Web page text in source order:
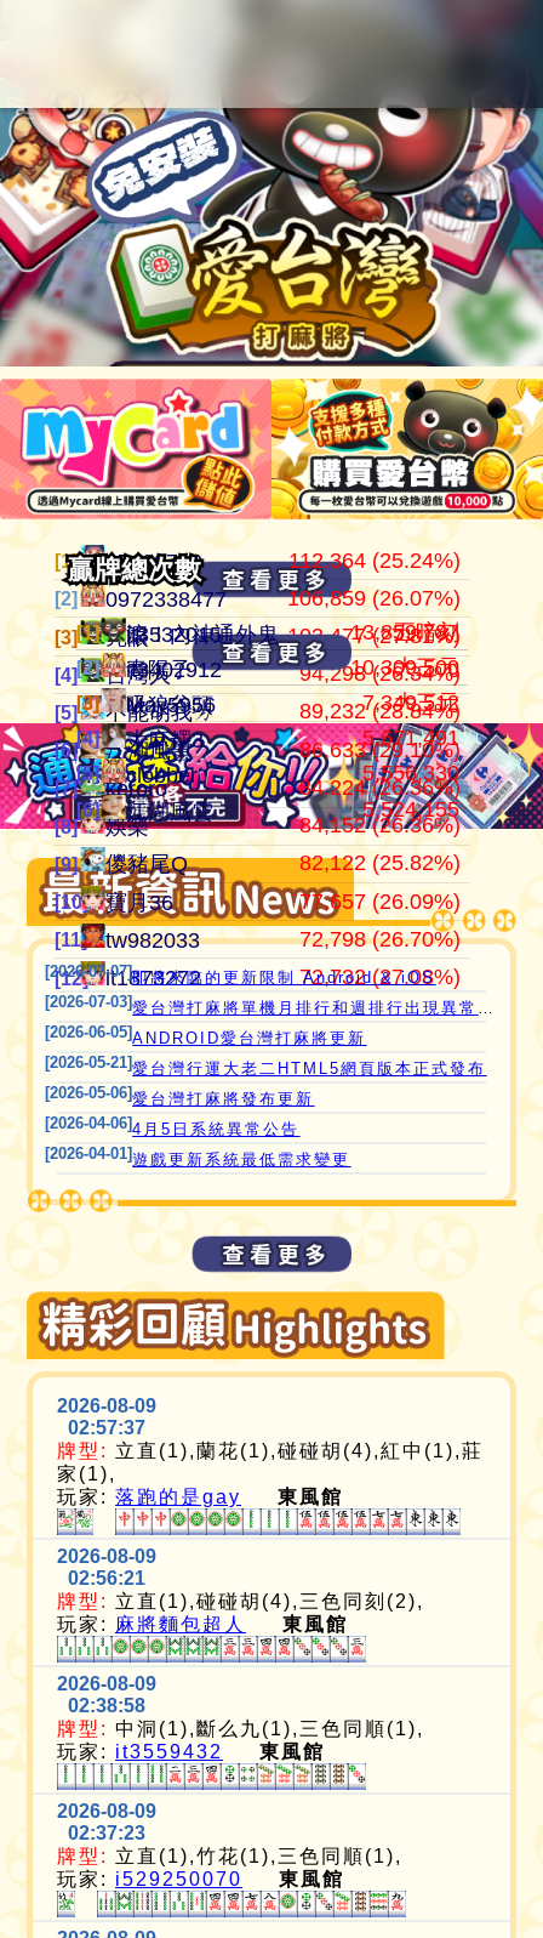
愛台灣打麻將🖥️📱適用於所有市面上大部分
瀏覽器(HTML5 遊戲)，免下載，免安裝，
現在立即點擊馬上玩😊❤️💕😘
[1] 江湖風雲 105,136,701
[2] 田寮阿寶 37,514,997
[3] 11060203 24,292,366
[4] ‘見好就收’ 21,354,199
[5] Apple0613 21,270,160
[6] it2989674 18,649,605
[7] i918472090 15,720,816
[8] ONTARIO歐巴桑 11,221,251
[9] it2967408 9,801,724
[10] i757724391 9,588,506
[11] 青陽子 9,426,495
[12] i339494808 8,423,097
贏牌總次數
贏牌總次數
[1] 07100710 112,364 (25.24%)
[2] 0972338477 106,859 (26.07%)
[3] 亮眼 103,477 (27.81%)
[4] 台灣人 94,298 (26.34%)
[5] 不能胡我ㄉ 89,232 (28.84%)
[6] 江湖風雲 86,633 (29.10%)
[7] keroro 84,224 (26.36%)
[8] 娛樂 84,152 (26.36%)
[9] 儍豬尾Q 82,122 (25.82%)
[10] 寶月36 77,657 (26.09%)
[11] tw982033 72,798 (26.70%)
[12] it1873272 72,732 (27.08%)
[1] 07100710 445,152
[2] 0972338477 409,909
[3] 亮眼 372,053
[4] 台灣人 357,982
[5] keroro 319,481
[6] 娛樂 319,235
[7] 儍豬尾Q 318,065
[8] 不能胡我ㄉ 309,439
[9] 江湖風雲 297,664
[10] 寶月36 297,600
[11] itw271727 285,594
[12] Ｆanny 276,601
[1] 滾！內神通外鬼坐斃A賽金13,859,787
[2] 青陽子 10,309,500
[3] 吸狼谷頭 7,349,512
[4] 大麻糬3 5,671,491
[5] clobber 5,556,330
[6] 江湖風雲 5,524,155
[1] it3532015 五暗刻
[2] it3402912 大三元
[3] May5956 大三元
[2026-07-07]即將來臨的更新限制 Android & iOS
[2026-07-03]
[2026-06-05]ANDROID愛台灣打麻將更新
[2026-05-21]愛台灣行運大老二HTML5網頁版本正式發布
[2026-05-06]愛台灣打麻將發布更新
[2026-04-06]4月5日系統異常公告
[2026-04-01]遊戲更新系統最低需求變更
2026-08-09
02:57:37
牌型: 立直(1),蘭花(1),碰碰胡(4),紅中(1),莊
家(1),
玩家:落跑的是gay 東風館
2026-08-09
02:56:21
牌型: 立直(1),碰碰胡(4),三色同刻(2),
玩家: 麻將麵包超人 東風館
2026-08-09
02:38:58
牌型: 中洞(1),斷么九(1),三色同順(1),
玩家: it3559432 東風館
2026-08-09
02:37:23
牌型: 立直(1),竹花(1),三色同順(1),
玩家: i529250070 東風館